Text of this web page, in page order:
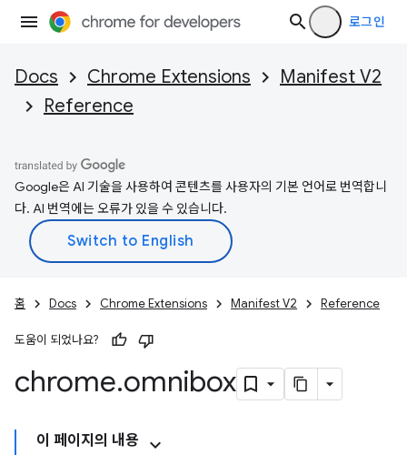
로그인
Docs Chrome Extensions
Manifest V2
Reference
Google은 AI 기술을 사용하여 콘텐츠를 사용자의 기본 언어로 번역합니
다. AI 번역에는 오류가 있을 수 있습니다.
홈 Docs Chrome Extensions Manifest V2 Reference
도움이 되었나요?
chrome.omnibox
이 페이지의 내용